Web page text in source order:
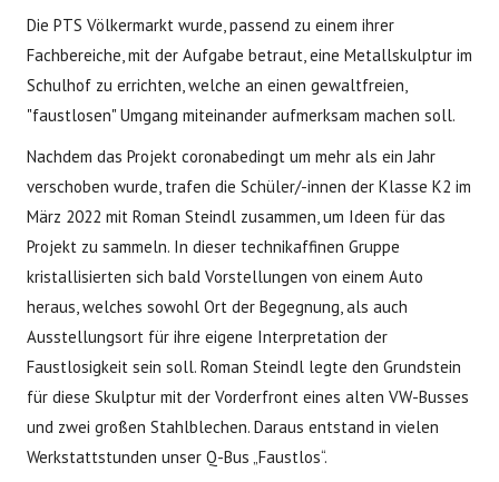
Die PTS Völkermarkt wurde, passend zu einem ihrer
Fachbereiche, mit der Aufgabe betraut, eine Metallskulptur im
Schulhof zu errichten, welche an einen gewaltfreien,
"faustlosen" Umgang miteinander aufmerksam machen soll.
Nachdem das Projekt coronabedingt um mehr als ein Jahr
verschoben wurde, trafen die Schüler/-innen der Klasse K2 im
März 2022 mit Roman Steindl zusammen, um Ideen für das
Projekt zu sammeln. In dieser technikaffinen Gruppe
kristallisierten sich bald Vorstellungen von einem Auto
heraus, welches sowohl Ort der Begegnung, als auch
Ausstellungsort für ihre eigene Interpretation der
Faustlosigkeit sein soll. Roman Steindl legte den Grundstein
für diese Skulptur mit der Vorderfront eines alten VW-Busses
und zwei großen Stahlblechen. Daraus entstand in vielen
Werkstattstunden unser Q-Bus „Faustlos“.